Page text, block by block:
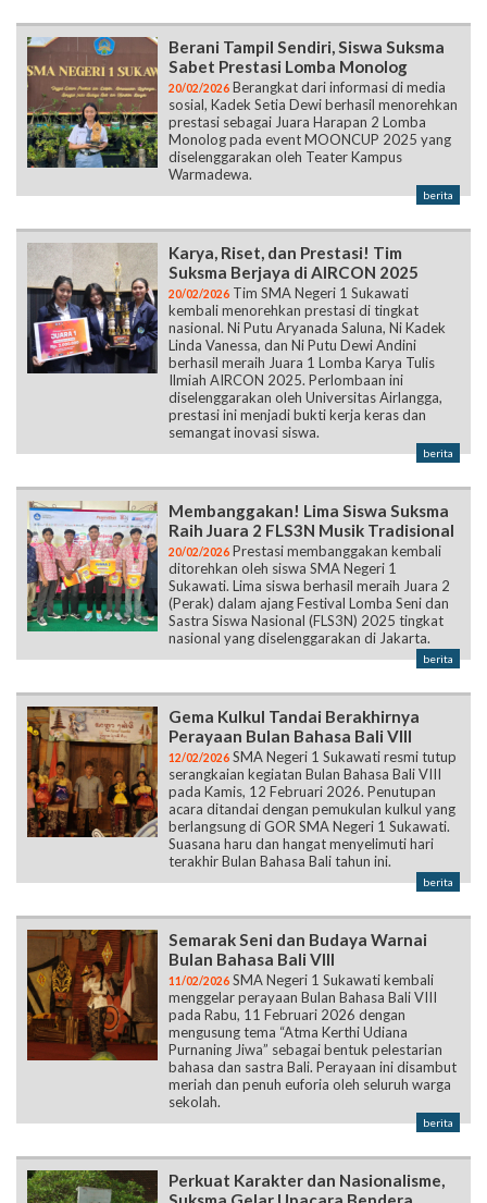
Berani Tampil Sendiri, Siswa Suksma
Sabet Prestasi Lomba Monolog
20/02/2026 Berangkat dari informasi di media
sosial, Kadek Setia Dewi berhasil menorehkan
prestasi sebagai Juara Harapan 2 Lomba
Monolog pada event MOONCUP 2025 yang
diselenggarakan oleh Teater Kampus
Warmadewa.
berita
Karya, Riset, dan Prestasi! Tim
Suksma Berjaya di AIRCON 2025
20/02/2026 Tim SMA Negeri 1 Sukawati
kembali menorehkan prestasi di tingkat
nasional. Ni Putu Aryanada Saluna, Ni Kadek
Linda Vanessa, dan Ni Putu Dewi Andini
berhasil meraih Juara 1 Lomba Karya Tulis
Ilmiah AIRCON 2025. Perlombaan ini
diselenggarakan oleh Universitas Airlangga,
prestasi ini menjadi bukti kerja keras dan
semangat inovasi siswa.
berita
Membanggakan! Lima Siswa Suksma
Raih Juara 2 FLS3N Musik Tradisional
20/02/2026 Prestasi membanggakan kembali
ditorehkan oleh siswa SMA Negeri 1
Sukawati. Lima siswa berhasil meraih Juara 2
(Perak) dalam ajang Festival Lomba Seni dan
Sastra Siswa Nasional (FLS3N) 2025 tingkat
nasional yang diselenggarakan di Jakarta.
berita
Gema Kulkul Tandai Berakhirnya
Perayaan Bulan Bahasa Bali VIII
12/02/2026 SMA Negeri 1 Sukawati resmi tutup
serangkaian kegiatan Bulan Bahasa Bali VIII
pada Kamis, 12 Februari 2026. Penutupan
acara ditandai dengan pemukulan kulkul yang
berlangsung di GOR SMA Negeri 1 Sukawati.
Suasana haru dan hangat menyelimuti hari
terakhir Bulan Bahasa Bali tahun ini.
berita
Semarak Seni dan Budaya Warnai
Bulan Bahasa Bali VIII
11/02/2026 SMA Negeri 1 Sukawati kembali
menggelar perayaan Bulan Bahasa Bali VIII
pada Rabu, 11 Februari 2026 dengan
mengusung tema “Atma Kerthi Udiana
Purnaning Jiwa” sebagai bentuk pelestarian
bahasa dan sastra Bali. Perayaan ini disambut
meriah dan penuh euforia oleh seluruh warga
sekolah.
berita
Perkuat Karakter dan Nasionalisme,